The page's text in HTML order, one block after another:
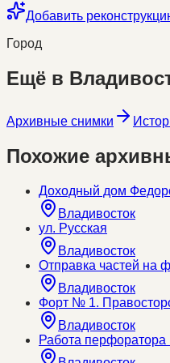
Добавить
Город
Ещё в
Архивные снимки
Похожие
Доходный дом
Владивосток
ул. Русская
Владивосток
Отправка частей на
Владивосток
Форт № 1.
Владивосток
Работа